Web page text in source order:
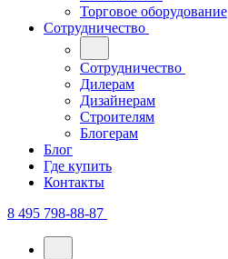
Торговое оборудование
Сотрудничество
Сотрудничество
Дилерам
Дизайнерам
Строителям
Блогерам
Блог
Где купить
Контакты
8 495 798-88-87